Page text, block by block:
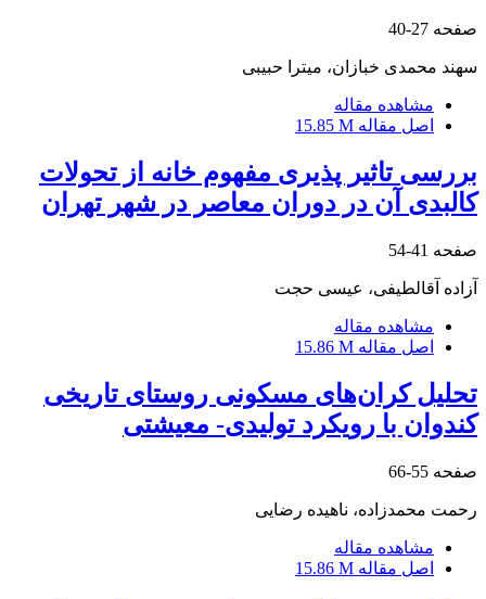
صفحه 27-40
سهند محمدی خبازان، میترا حبیبی
مشاهده مقاله
اصل مقاله 15.85 M
بررسی تاثیر پذیری مفهوم خانه از تحولات
کالبدی آن در دوران معاصر در شهر تهران
صفحه 41-54
آزاده آقالطیفی، عیسی حجت
مشاهده مقاله
اصل مقاله 15.86 M
تحلیل کران‌های مسکونی روستای تاریخی
کندوان با رویکرد تولیدی- معیشتی
صفحه 55-66
رحمت محمدزاده، ناهیده رضایی
مشاهده مقاله
اصل مقاله 15.86 M